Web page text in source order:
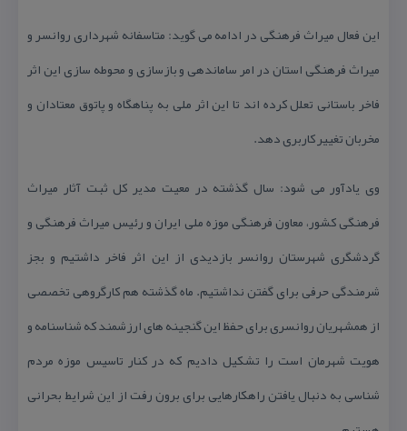
این فعال میراث فرهنگی در ادامه می گوید: متاسفانه شهرداری روانسر و
میراث فرهنگی استان در امر ساماندهی و بازسازی و محوطه سازی این اثر
فاخر باستانی تعلل كرده اند تا این اثر ملی به پناهگاه و پاتوق معتادان و
مخربان تغییر كاربری دهد.
وی یادآور می شود: سال گذشته در معیت مدیر كل ثبت آثار میراث
فرهنگی كشور، معاون فرهنگی موزه ملی ایران و رئیس میراث فرهنگی و
گردشگری شهرستان روانسر بازدیدی از این اثر فاخر داشتیم و بجز
شرمندگی حرفی برای گفتن نداشتیم. ماه گذشته هم كارگروهی تخصصی
از همشهریان روانسری برای حفظ این گنجینه های ارزشمند كه شناسنامه و
هویت شهرمان است را تشكیل دادیم كه در كنار تاسیس موزه مردم
شناسی به دنبال یافتن راهكارهایی برای برون رفت از این شرایط بحرانی